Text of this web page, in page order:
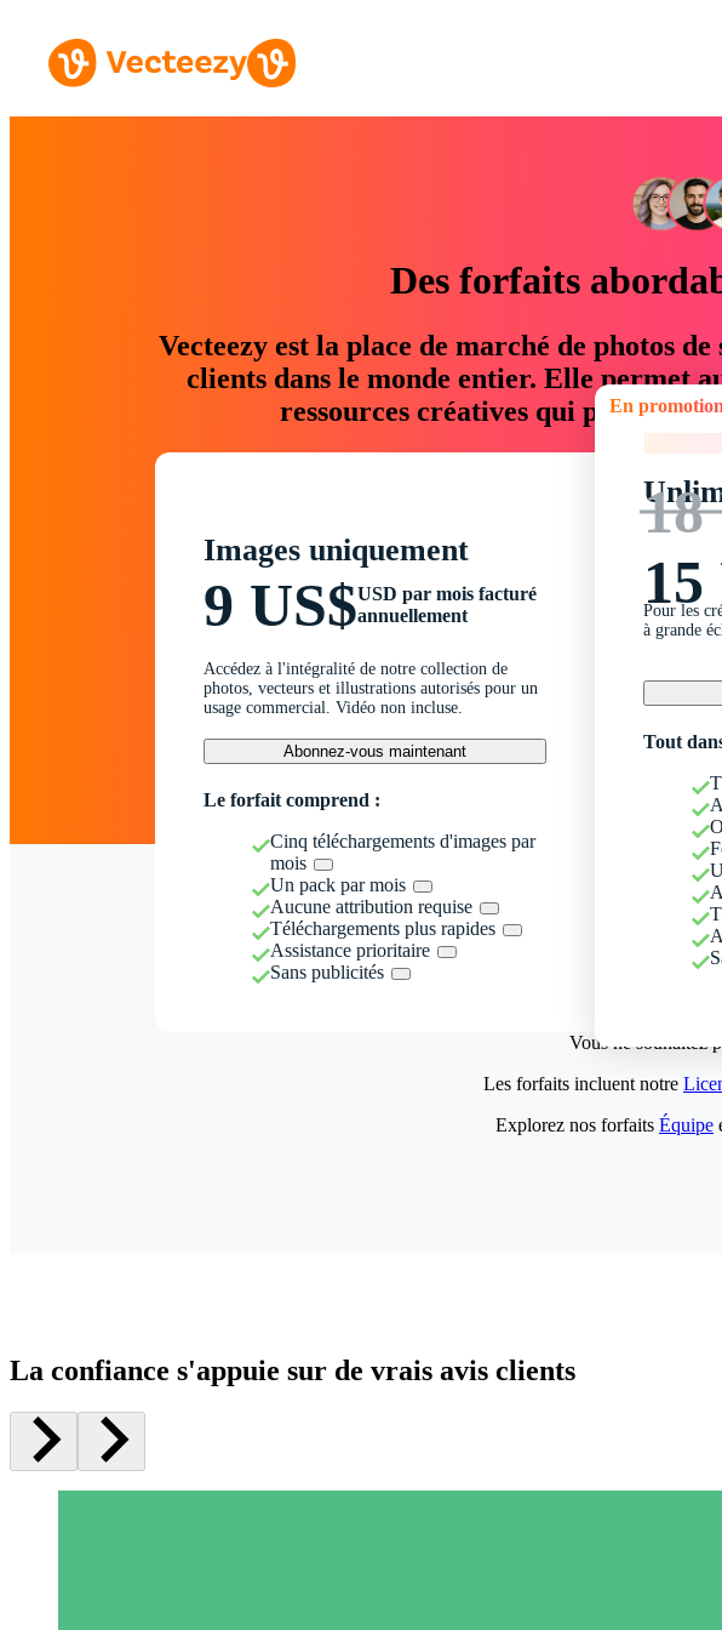
Des forfaits
Vecteezy est la place de marché de photos
clients dans le monde entier. Elle permet
ressources créatives qui
Images uniquement
9 US$USD par mois facturé
annuellement
Accédez à l'intégralité de notre collection de
photos, vecteurs et illustrations autorisés pour un
usage commercial. Vidéo non incluse.
Abonnez-vous maintenant
Le forfait comprend :
Cinq téléchargements d'images par
mois
Un pack par mois
Aucune attribution requise
Téléchargements plus rapides
Assistance prioritaire
Sans publicités
En promotion
18
15
Pour les
à grande
Tout
Vous ne souhaitez
Les forfaits incluent notre
Explorez nos forfaits Équipe
La confiance s'appuie sur de vrais avis clients